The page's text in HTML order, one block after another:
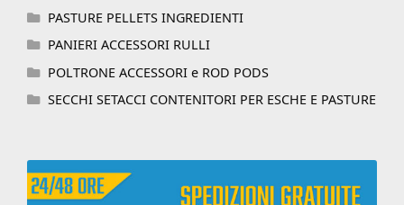
PASTURE PELLETS INGREDIENTI
PANIERI ACCESSORI RULLI
POLTRONE ACCESSORI e ROD PODS
SECCHI SETACCI CONTENITORI PER ESCHE E PASTURE